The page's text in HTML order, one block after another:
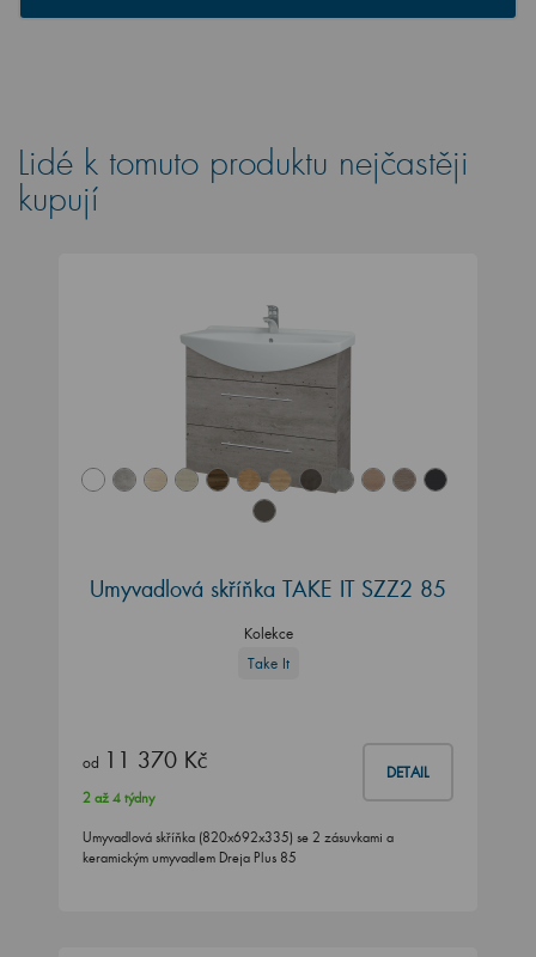
Lidé k tomuto produktu nejčastěji
kupují
Umyvadlová skříňka TAKE IT SZZ2 85
Kolekce
Take It
od 11 370 Kč DETAIL
2 až 4 týdny
Umyvadlová skříňka (820x692x335) se 2 zásuvkami a
keramickým umyvadlem Dreja Plus 85